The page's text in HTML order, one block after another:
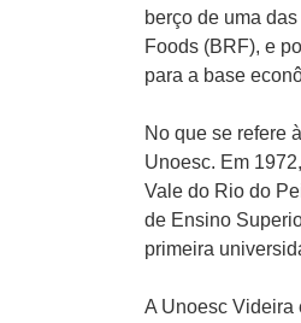
berço de uma
Foods (BRF), e
para a base
No que se refere
Unoesc. Em
Vale do Rio do
de Ensino
primeira
A Unoesc Videira